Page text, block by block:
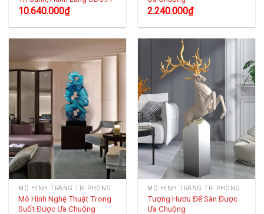
10.640.000₫ 2.240.000₫
MÔ HÌNH TRANG TRÍ PHÒNG
Mô Hình Nghệ Thuật Trong
Suốt Được Ưa Chuộng
MÔ HÌNH TRANG TRÍ PHÒNG
Tượng Hươu Để Sàn Được
Ưa Chuộng